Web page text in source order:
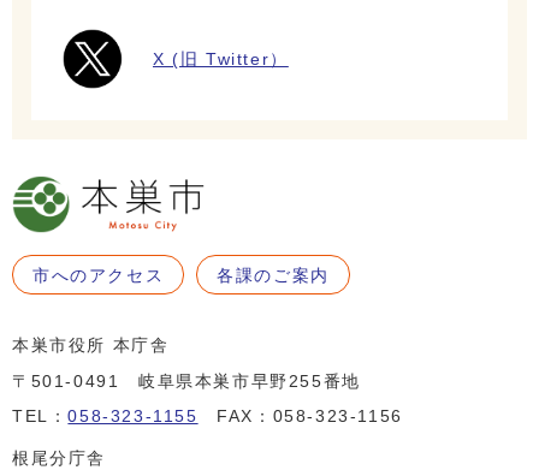
X (旧 Twitter）
市へのアクセス 各課のご案内
本巣市役所 本庁舎
〒501-0491 岐阜県本巣市早野255番地
TEL：058-323-1155 FAX：058-323-1156
根尾分庁舎